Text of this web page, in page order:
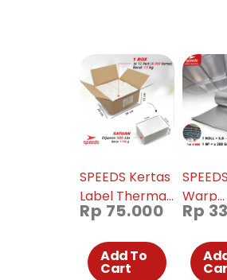
SPEEDS Kertas
Label Thermal
Barcode
Xprinter
Rp 75.000
Add To
Cart
Warp
Rp